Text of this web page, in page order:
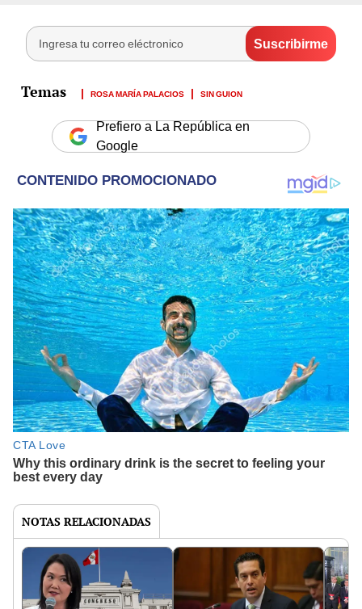
ROSA MARÍA PALACIOS SIN GUION
Prefiero a La República en
Google
NOTAS RELACIONADAS